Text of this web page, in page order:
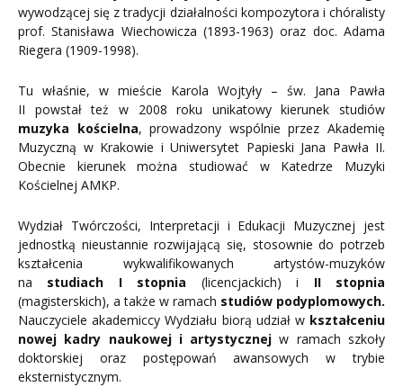
wywodzącej się z tradycji działalności kompozytora i chóralisty
prof. Stanisława Wiechowicza (1893-1963) oraz doc. Adama
Riegera (1909-1998).
Tu właśnie, w mieście Karola Wojtyły – św. Jana Pawła
II powstał też w 2008 roku unikatowy kierunek studiów
muzyka kościelna, prowadzony wspólnie przez Akademię
Muzyczną w Krakowie i Uniwersytet Papieski Jana Pawła II.
Obecnie kierunek można studiować w Katedrze Muzyki
Kościelnej AMKP.
Wydział Twórczości, Interpretacji i Edukacji Muzycznej jest
jednostką nieustannie rozwijającą się, stosownie do potrzeb
kształcenia wykwalifikowanych artystów-muzyków
na studiach I stopnia (licencjackich) i II stopnia
(magisterskich), a także w ramach studiów podyplomowych.
Nauczyciele akademiccy Wydziału biorą udział w kształceniu
nowej kadry naukowej i artystycznej w ramach szkoły
doktorskiej oraz postępowań awansowych w trybie
eksternistycznym.